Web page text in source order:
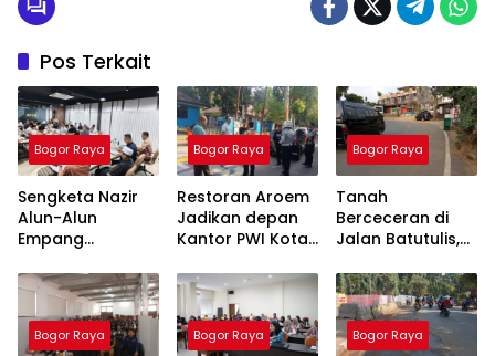
Pos Terkait
Bogor Raya
Sengketa Nazir
Alun-Alun
Empang
Terang,
Pertemuan
Hasilkan 4 Poin
Kesepakatan
Bogor Raya
Restoran Aroem
Jadikan depan
Kantor PWI Kota
Area Parkir,
Ketua PWI
Dilarang Parkir
Bogor Raya
Tanah
Berceceran di
Jalan Batutulis,
Teguran Tertulis
Pada Kontraktor
Bogor Raya Bogor Raya Bogor Raya